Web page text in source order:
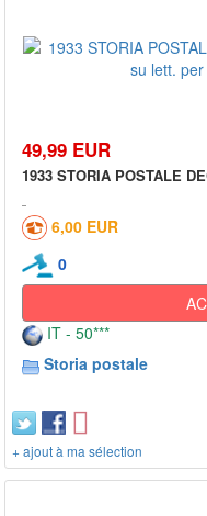
49,99 EUR
1933 STORIA POSTALE
6,00 EUR
0
IT - 50***
Storia postale
+ ajout à ma sélection